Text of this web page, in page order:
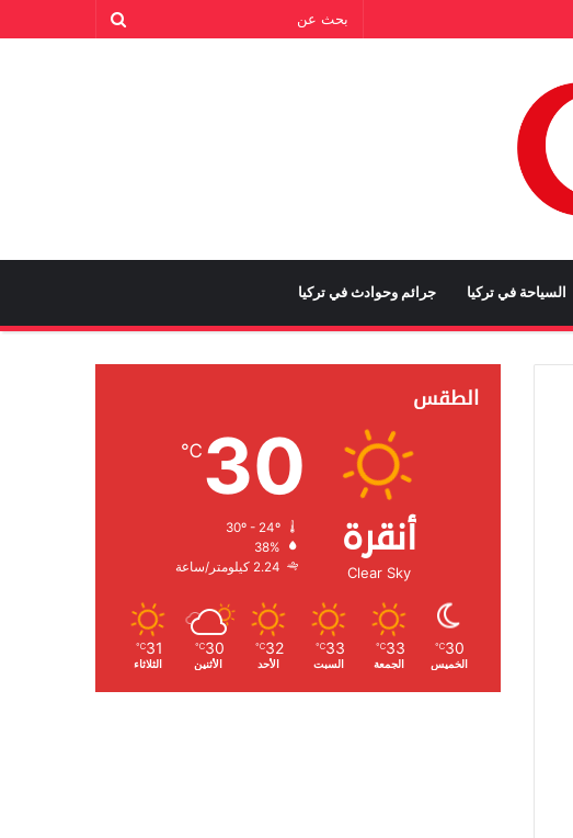
السياحة في تركيا جرائم وحوادث في تركيا
الطقس
أنقرة
Clear Sky
30
℃
الرطوبة:
الرياح:
30
℃
الخميس
33
℃
الجمعة
33
℃
السبت
32
℃
الأحد
30
℃
الأثنين
31
℃
الثلاثاء